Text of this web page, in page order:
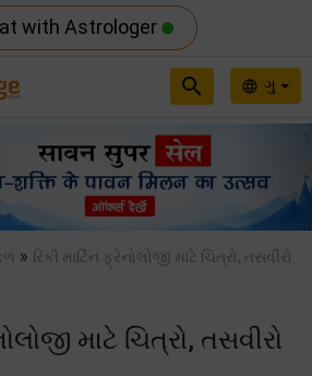
with Astrologer
language ગુ
search
»
રિકી માર્ટિન ફ્રેનોલોજી માટે ચિત્રો, તસવીરો
માટે ચિત્રો, તસવીરો